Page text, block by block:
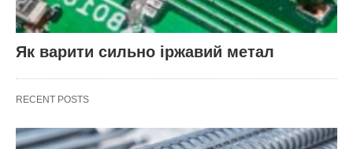
Як варити сильно іржавий метал
RECENT POSTS